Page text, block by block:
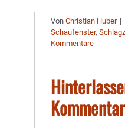
VonChristian Huber |
Schaufenster,
Kommentare
Kommentar